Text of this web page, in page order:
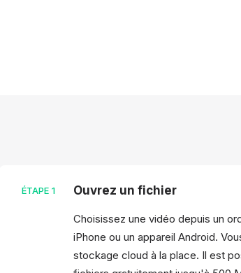
ÉTAPE 1 Ouvrez un fichier
Choisissez une vidéo depuis un
iPhone ou un appareil Android.
stockage cloud à la place. Il est